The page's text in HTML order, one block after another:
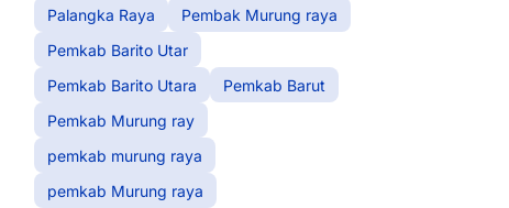
Palangka Raya
Pembak Murung raya
Pemkab Barito Utar
Pemkab Barito Utara
Pemkab Barut
Pemkab Murung ray
pemkab murung raya
pemkab Murung raya